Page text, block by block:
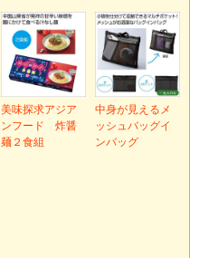
美味探求アジア
ンフード 炸醤
麺２食組
中身が見えるメ
ッシュバッグイ
ンバッグ